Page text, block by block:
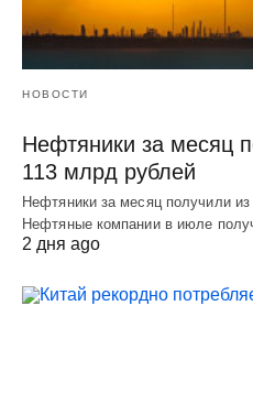
НОВОСТИ
Нефтяники за месяц
113 млрд рублей
Нефтяники за месяц получили
Нефтяные компании в июле
2 дня ago